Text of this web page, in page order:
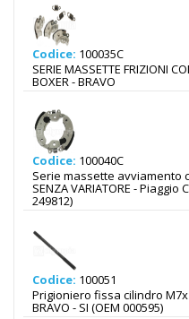
Codice: 100035C
SERIE MASSETTE FRIZIONI
BOXER - BRAVO
Codice: 100040C
Serie massette avviamento
SENZA VARIATORE - Piaggio
249812)
Codice: 100051
Prigioniero fissa cilindro
BRAVO - SI (OEM 000595)